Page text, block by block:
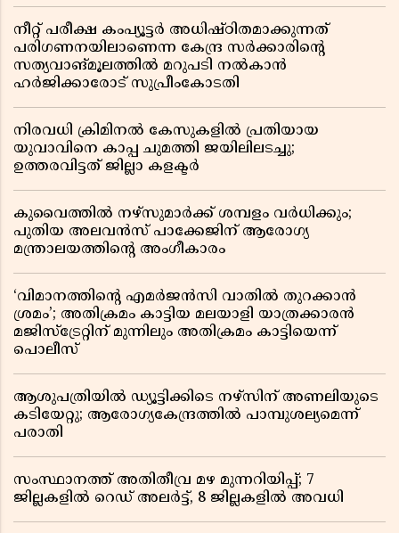
നീറ്റ് പരീക്ഷ കംപ്യൂട്ടർ അധിഷ്ഠിതമാക്കുന്നത്
പരിഗണനയിലാണെന്ന കേന്ദ്ര സർക്കാരിൻ്റെ
സത്യവാങ്മൂലത്തിൽ മറുപടി നൽകാൻ
ഹർജിക്കാരോട് സുപ്രീംകോടതി
നിരവധി ക്രിമിനൽ കേസുകളിൽ പ്രതിയായ
യുവാവിനെ കാപ്പ ചുമത്തി ജയിലിലടച്ചു;
ഉത്തരവിട്ടത് ജില്ലാ കളക്ടർ
കുവൈത്തിൽ നഴ്‌സുമാർക്ക് ശമ്പളം വർധിക്കും;
പുതിയ അലവൻസ് പാക്കേജിന് ആരോഗ്യ
മന്ത്രാലയത്തിൻ്റെ അംഗീകാരം
‘വിമാനത്തിൻ്റെ എമർജൻസി വാതിൽ തുറക്കാൻ
ശ്രമം’; അതിക്രമം കാട്ടിയ മലയാളി യാത്രക്കാരൻ
മജിസ്ട്രേറ്റിന് മുന്നിലും അതിക്രമം കാട്ടിയെന്ന്
പൊലീസ്
ആശുപത്രിയിൽ ഡ്യൂട്ടിക്കിടെ നഴ്സിന് അണലിയുടെ
കടിയേറ്റു; ആരോഗ്യകേന്ദ്രത്തിൽ പാമ്പുശല്യമെന്ന്
പരാതി
സംസ്ഥാനത്ത് അതിതീവ്ര മഴ മുന്നറിയിപ്പ്; 7
ജില്ലകളിൽ റെഡ് അലർട്ട്, 8 ജില്ലകളിൽ അവധി